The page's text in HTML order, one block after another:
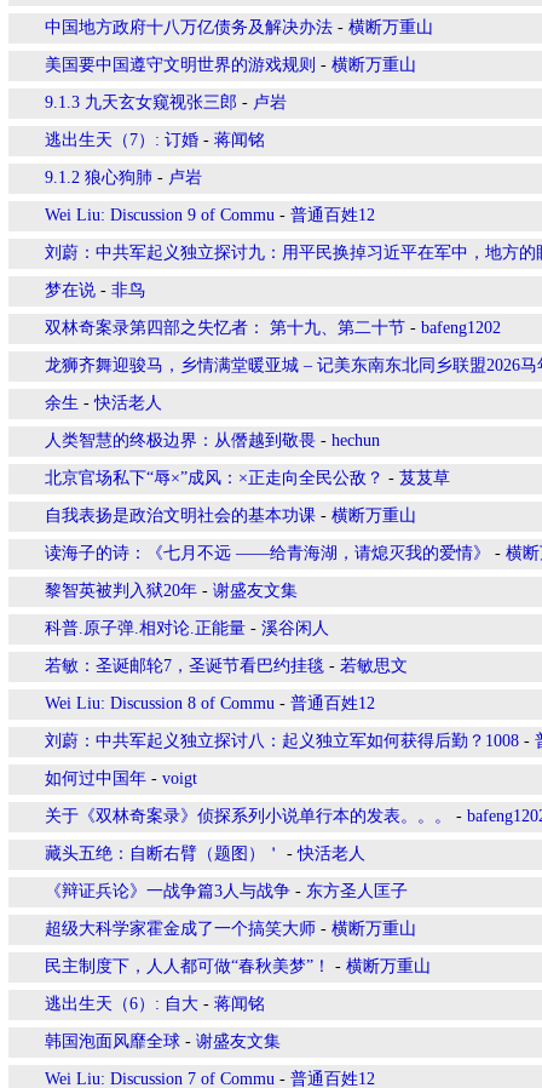
中国地方政府十八万亿债务及解决办法 - 横断万重山
美国要中国遵守文明世界的游戏规则 - 横断万重山
9.1.3 九天玄女窥视张三郎 - 卢岩
逃出生天（7）: 订婚 - 蒋闻铭
9.1.2 狼心狗肺 - 卢岩
Wei Liu: Discussion 9 of Commu - 普通百姓12
刘蔚：中共军起义独立探讨九：用平民换掉习近平在军中，地方的
梦在说 - 非鸟
双林奇案录第四部之失忆者： 第十九、第二十节 - bafeng1202
龙狮齐舞迎骏马，乡情满堂暖亚城 – 记美东南东北同乡联盟2026马
余生 -快活老人
人类智慧的终极边界：从僭越到敬畏 - hechun
北京官场私下“辱×”成风：×正走向全民公敌？ - 芨芨草
自我表扬是政治文明社会的基本功课 - 横断万重山
读海子的诗：《七月不远 ——给青海湖，请熄灭我的爱情》 - 横
黎智英被判入狱20年 - 谢盛友文集
科普.原子弹.相对论.正能量 - 溪谷闲人
若敏：圣诞邮轮7，圣诞节看巴约挂毯 - 若敏思文
Wei Liu: Discussion 8 of Commu - 普通百姓12
刘蔚：中共军起义独立探讨八：起义独立军如何获得后勤？1008 -
如何过中国年 - voigt
关于《双林奇案录》侦探系列小说单行本的发表。。。 -
藏头五绝：自断右臂（题图）＇ -快活老人
《辩证兵论》一战争篇3人与战争 - 东方圣人匡子
超级大科学家霍金成了一个搞笑大师 - 横断万重山
民主制度下，人人都可做“春秋美梦”！ - 横断万重山
逃出生天（6）: 自大 - 蒋闻铭
韩国泡面风靡全球 - 谢盛友文集
Wei Liu: Discussion 7 of Commu - 普通百姓12